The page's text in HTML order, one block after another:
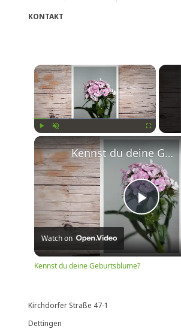
KONTAKT
Fullscreen
Play
Kennst du deine Geburtsblume?
Watch on
Kennst du deine Geburtsblume?
Kirchdorfer Straße 47-1
Dettingen